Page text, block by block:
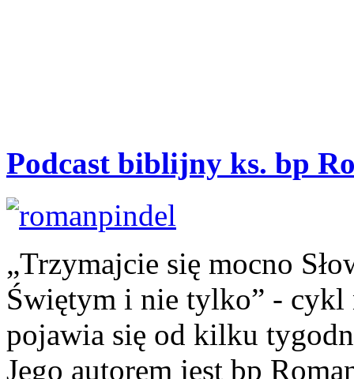
Podcast biblijny ks. bp
„Trzymajcie się mocno
Świętym i nie tylko” - cykl
pojawia się od kilku
Jego autorem jest bp